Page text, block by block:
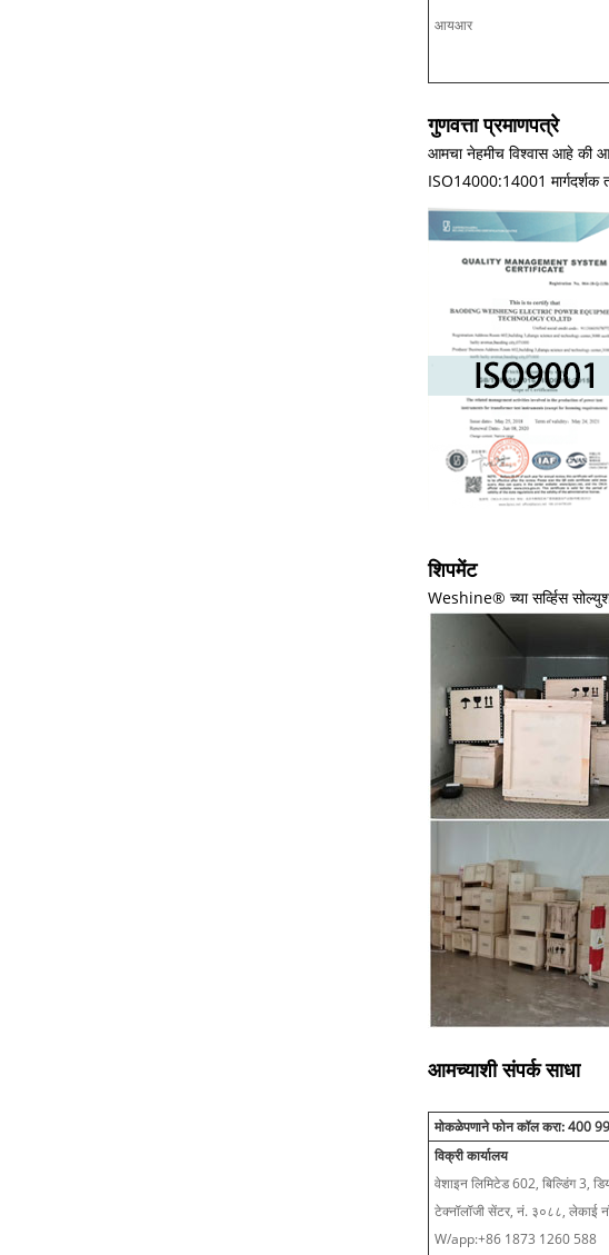
आयआर
गुणवत्ता प्रमाणपत्रे
आमचा नेहमीच विश्वास आहे की
ISO14000:14001 मार्गदर्शक
शिपमेंट
Weshine® च्या सर्व्हिस
आमच्याशी संपर्क साधा
मोकळेपणाने फोन कॉल करा: 400
विक्री कार्यालय
वेशाइन लिमिटेड 602, बिल्डिंग 3,
टेक्नॉलॉजी सेंटर, नं. ३०८८, लेकाई
W/app:+86 1873 1260 588